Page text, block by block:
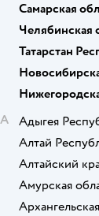
Самарская
Челябинская
Татарстан
А
Адыгея
Алтай
Алтайский
Амурская